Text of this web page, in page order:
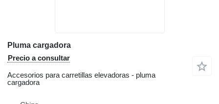
Pluma cargadora
Precio a consultar
Accesorios para carretillas elevadoras - pluma
cargadora